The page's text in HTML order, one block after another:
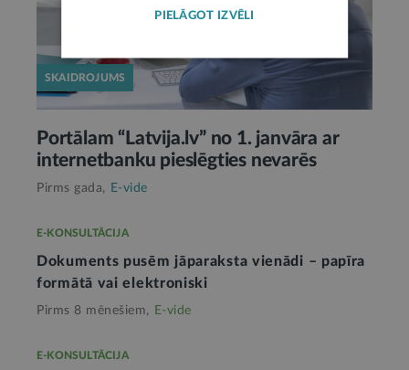
SKAIDROJUMS
Portālam “Latvija.lv” no 1. janvāra ar
internetbanku pieslēgties nevarēs
Pirms gada, E-vide
E-KONSULTĀCIJA
Dokuments pusēm jāparaksta vienādi – papīra
formātā vai elektroniski
Pirms 8 mēnešiem, E-vide
E-KONSULTĀCIJA
PIELĀGOT IZVĒLI